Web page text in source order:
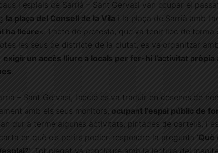
i esplais de Sarrià – Sant Gervasi van ocupar el
la plaça del Consell de la Vila i la plaça de Sarrià amb
ha lleure«. L’acte de protesta, que va tenir lloc de forma
les seus de districte de la ciutat, es va organitzar
exigir un accés lliure a locals per fer-hi l’activitat pròpia
.
– Sant Gervasi, l’acció es va traduir en desenes de
amb els seus monitors, ocupant l’espai públic de
dur a terme algunes activitats, pintades de cartells, i
en què els petits podien respondre la pregunta ‘Què
‘. Tot plegat va concloure amb la lectura del